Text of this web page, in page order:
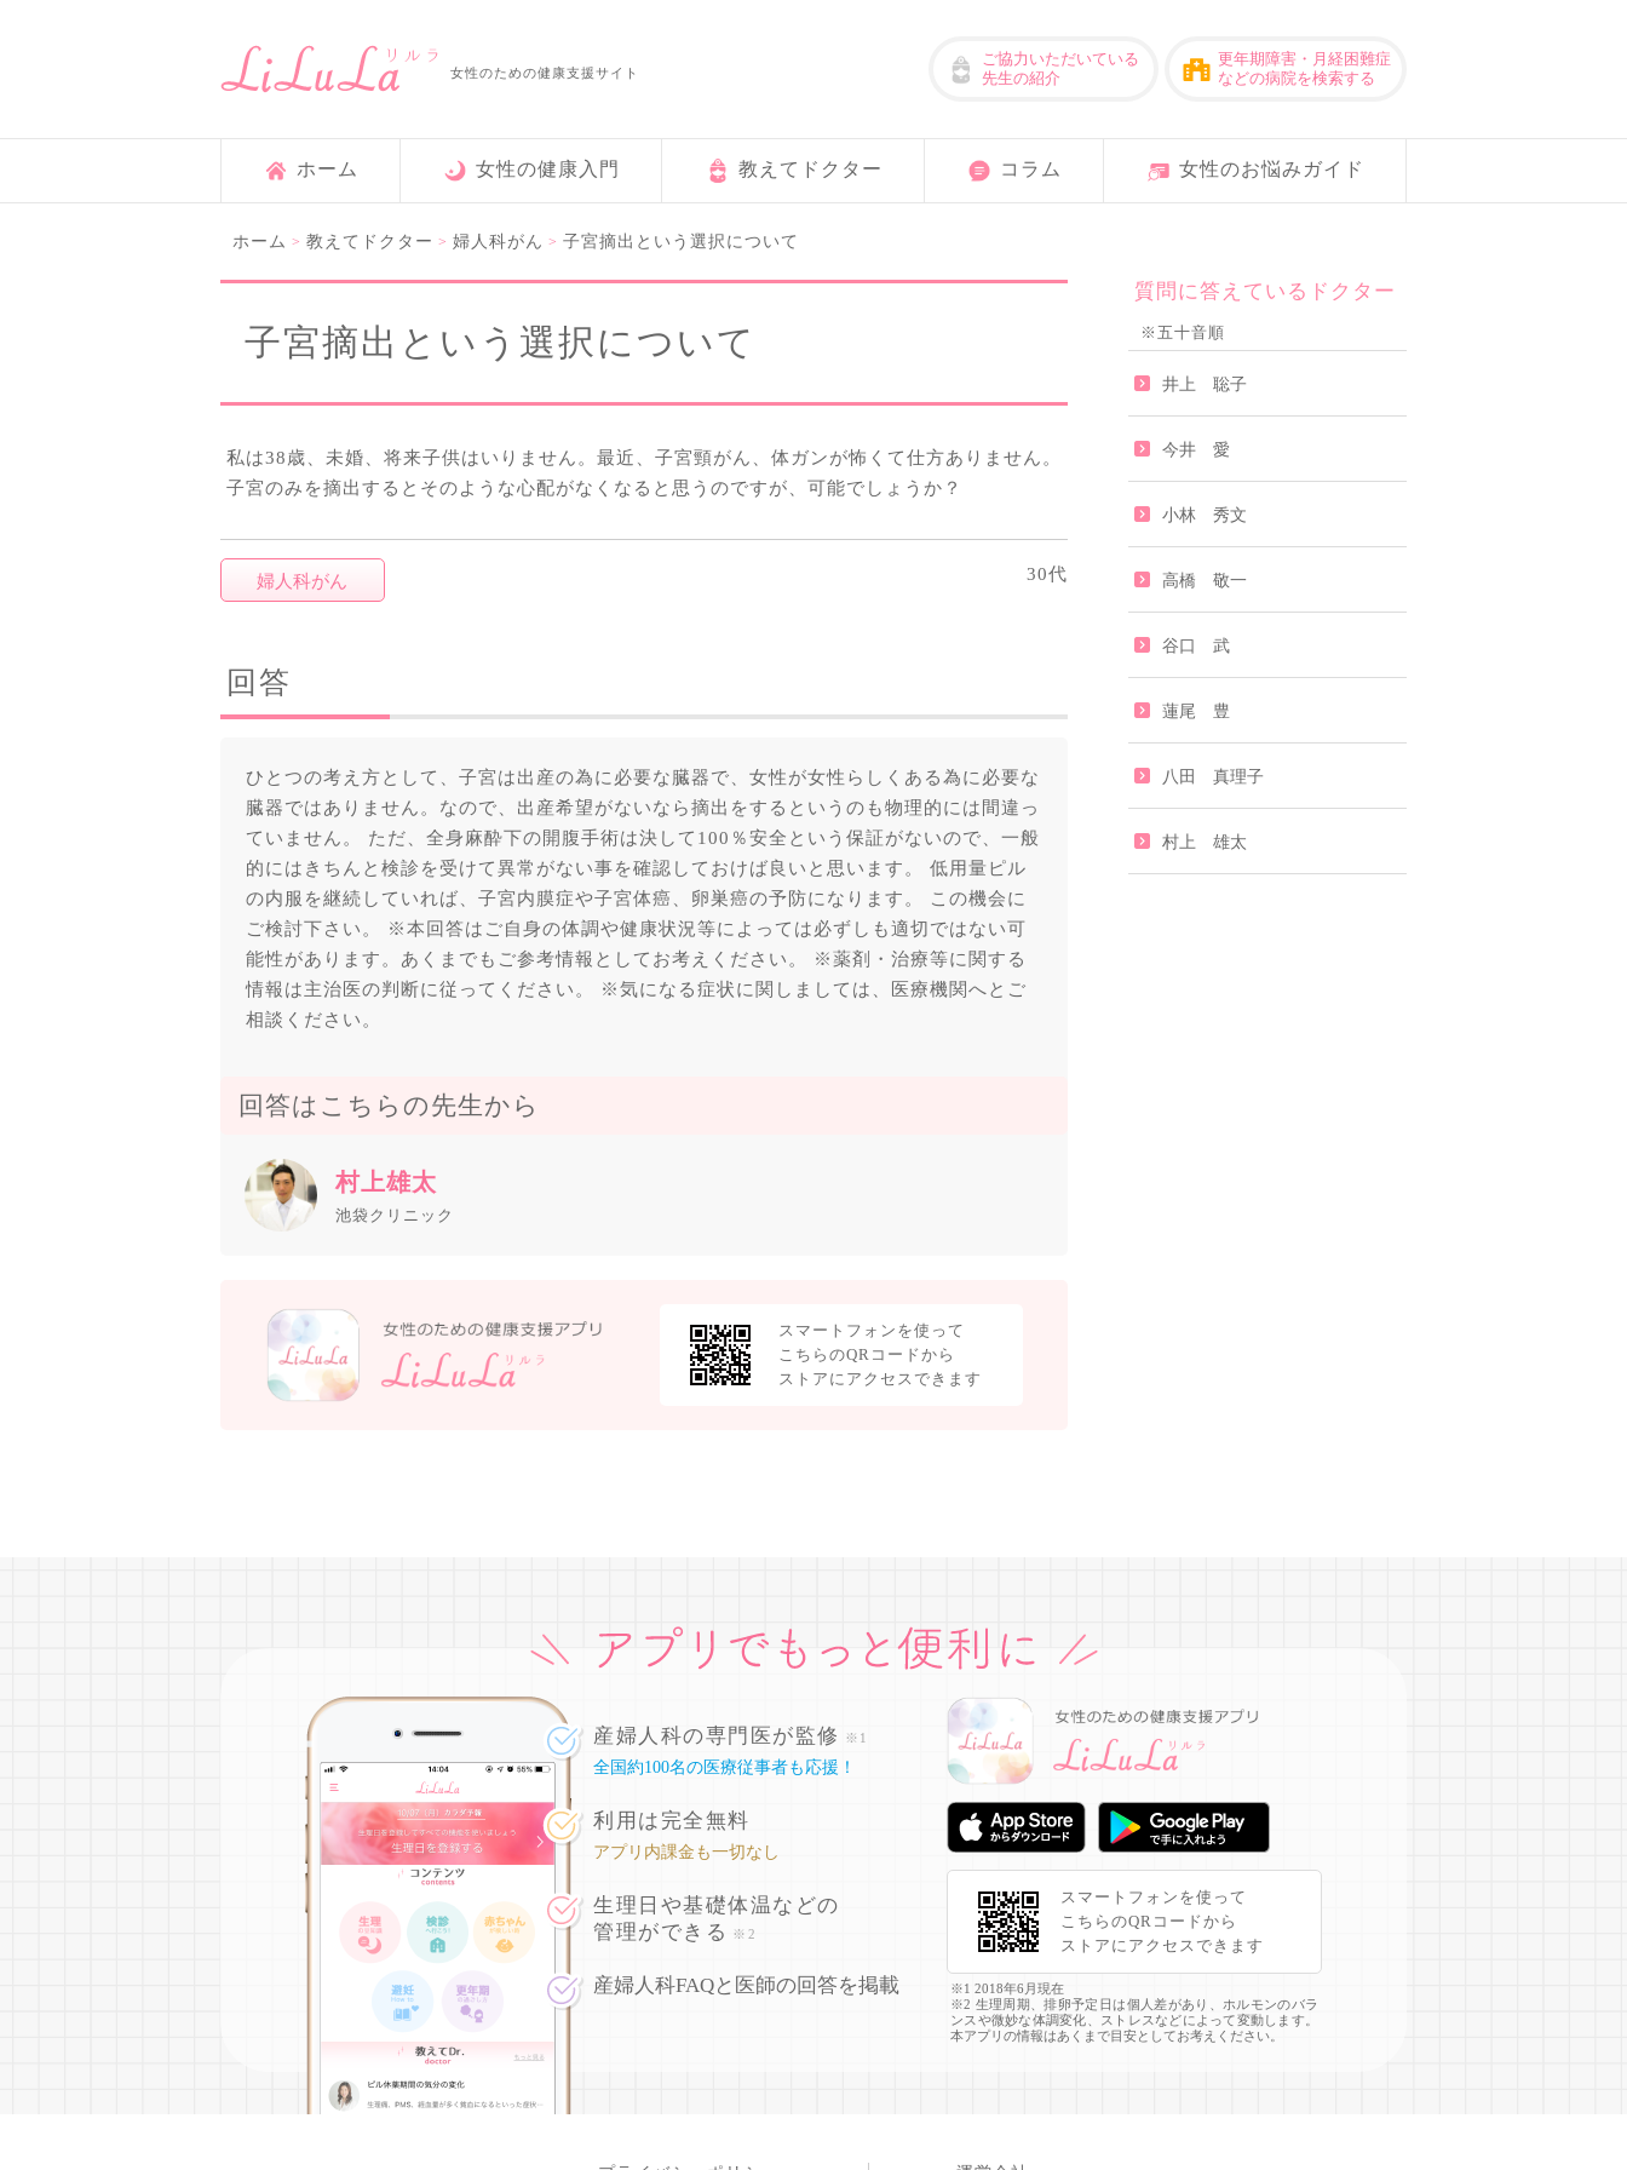
女性のための健康支援サイト
ご協力いただいている
先生の紹介
更年期障害・月経困難症
などの病院を検索する
ホーム 女性の健康入門 教えてドクター コラム 女性のお悩みガイド
ホーム > 教えてドクター > 婦人科がん > 子宮摘出という選択について
子宮摘出という選択について
私は38歳、未婚、将来子供はいりません。最近、子宮頸がん、体ガンが怖くて仕方ありません。
子宮のみを摘出するとそのような心配がなくなると思うのですが、可能でしょうか？
婦人科がん 30代
回答
ひとつの考え方として、子宮は出産の為に必要な臓器で、女性が女性らしくある為に必要な
臓器ではありません。なので、出産希望がないなら摘出をするというのも物理的には間違っ
ていません。 ただ、全身麻酔下の開腹手術は決して100％安全という保証がないので、一般
的にはきちんと検診を受けて異常がない事を確認しておけば良いと思います。 低用量ピル
の内服を継続していれば、子宮内膜症や子宮体癌、卵巣癌の予防になります。 この機会に
ご検討下さい。 ※本回答はご自身の体調や健康状況等によっては必ずしも適切ではない可
能性があります。あくまでもご参考情報としてお考えください。 ※薬剤・治療等に関する
情報は主治医の判断に従ってください。 ※気になる症状に関しましては、医療機関へとご
相談ください。
回答はこちらの先生から
村上雄太
池袋クリニック
スマートフォンを使って
こちらのQRコードから
ストアにアクセスできます
質問に答えているドクター
※五十音順
井上 聡子
今井 愛
小林 秀文
高橋 敬一
谷口 武
蓮尾 豊
八田 真理子
村上 雄太
産婦人科の専門医が監修 ※1
全国約100名の医療従事者も応援！
利用は完全無料
アプリ内課金も一切なし
生理日や基礎体温などの
管理ができる
※2
産婦人科FAQと医師の回答を掲載
スマートフォンを使って
こちらのQRコードから
ストアにアクセスできます
※1 2018年6月現在
※2 生理周期、排卵予定日は個人差があり、ホルモンのバラ
ンスや微妙な体調変化、ストレスなどによって変動します。
本アプリの情報はあくまで目安としてお考えください。